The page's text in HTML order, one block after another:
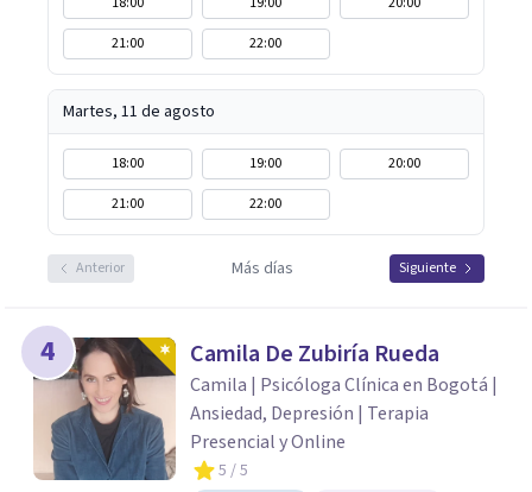
21:00
22:00
Martes, 11 de agosto
18:00 19:00
20:00
21:00
22:00
Anterior Más días Siguiente
4 Camila De Zubiría Rueda
Camila | Psicóloga Clínica en Bogotá |
Ansiedad, Depresión | Terapia
Presencial y Online
5 / 5